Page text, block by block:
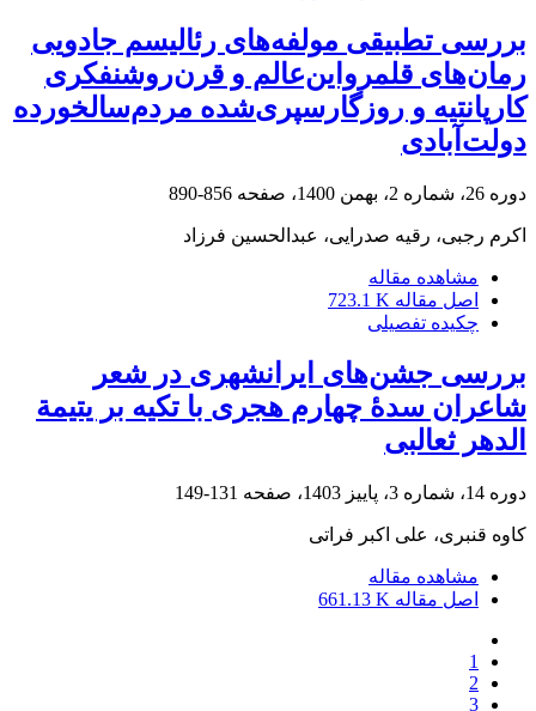
بررسی تطبیقی مولفه‌های رئالیسم جادویی
رمان‌های قلمرو‌این‌عالم و قرن‌روشنفکری
کارپانتیه و روزگار‌سپری‌شده مردم‌سالخورده
دولت‌آبادی
دوره 26، شماره 2، بهمن 1400، صفحه 856-890
اکرم رجبی، رقیه صدرایی، عبدالحسین فرزاد
مشاهده مقاله
اصل مقاله 723.1 K
چکیده تفصیلی
بررسی جشن‌های ایرانشهری در شعر
شاعران سدۀ چهارم هجری با تکیه بر یتیمة
الدهر ثعالبی
دوره 14، شماره 3، پاییز 1403، صفحه 131-149
کاوه قنبری، علی اکبر فراتی
مشاهده مقاله
اصل مقاله 661.13 K
1
2
3